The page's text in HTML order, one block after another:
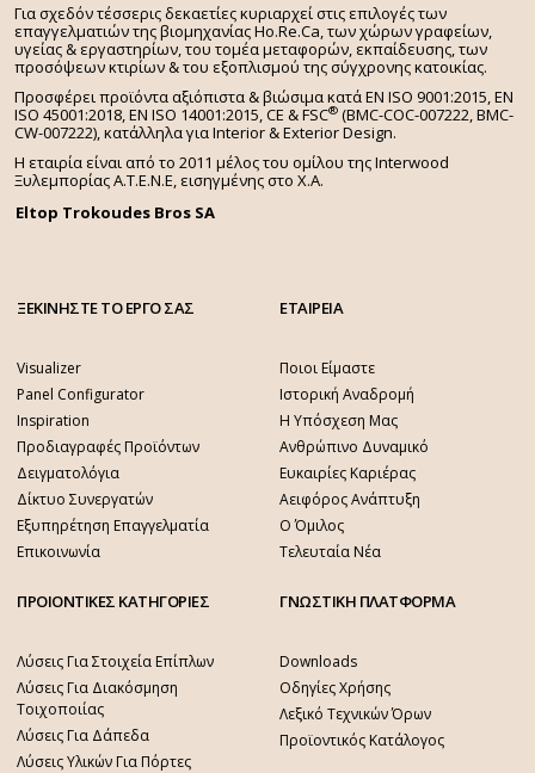
Για σχεδόν τέσσερις δεκαετίες κυριαρχεί στις επιλογές των
επαγγελματιών της βιομηχανίας Ho.Re.Ca, των χώρων γραφείων,
υγείας & εργαστηρίων, του τομέα μεταφορών, εκπαίδευσης, των
προσόψεων κτιρίων & του εξοπλισμού της σύγχρονης κατοικίας.
Προσφέρει προϊόντα αξιόπιστα & βιώσιμα κατά EN ISO 9001:2015, EN
ISO 45001:2018, EN ISO 14001:2015, CE & FSC® (BMC-COC-007222, BMC-
CW-007222), κατάλληλα για Interior & Exterior Design.
Η εταιρία είναι από το 2011 μέλος του ομίλου της Interwood
Ξυλεμπορίας Α.Τ.Ε.Ν.Ε, εισηγμένης στο Χ.A.
Eltop Trokoudes Bros SA
ΞΕΚΙΝΗΣΤΕ ΤΟ ΕΡΓΟ ΣΑΣ
Visualizer
Panel Configurator
Inspiration
Προδιαγραφές Προϊόντων
Δειγματολόγια
Δίκτυο Συνεργατών
Εξυπηρέτηση Επαγγελματία
Επικοινωνία
ΕΤΑΙΡΕΙΑ
Ποιοι Είμαστε
Ιστορική Αναδρομή
Η Υπόσχεση Μας
Ανθρώπινο Δυναμικό
Ευκαιρίες Καριέρας
Αειφόρος Ανάπτυξη
Ο Όμιλος
Τελευταία Νέα
ΠΡΟΙΟΝΤΙΚΕΣ ΚΑΤΗΓΟΡΙΕΣ
Λύσεις Για Στοιχεία Επίπλων
Λύσεις Για Διακόσμηση
Τοιχοποιίας
Λύσεις Για Δάπεδα
Λύσεις Υλικών Για Πόρτες
ΓΝΩΣΤΙΚΗ ΠΛΑΤΦΟΡΜΑ
Downloads
Οδηγίες Χρήσης
Λεξικό Τεχνικών Όρων
Προϊοντικός Κατάλογος